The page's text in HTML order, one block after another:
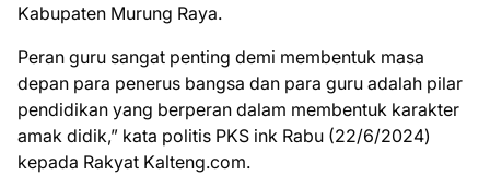
Kabupaten Murung Raya.
Peran guru sangat penting demi membentuk masa
depan para penerus bangsa dan para guru adalah pilar
pendidikan yang berperan dalam membentuk karakter
amak didik,” kata politis PKS ink Rabu (22/6/2024)
kepada Rakyat Kalteng.com.